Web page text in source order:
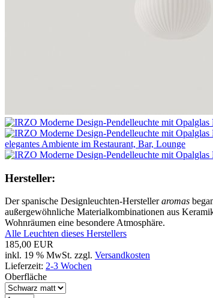
elegantes Ambiente im Restaurant, Bar, Lounge
Hersteller:
Der spanische Designleuchten-Herstelleraromas
außergewöhnliche Materialkombinationen aus
Wohnräumen eine besondere Atmosphäre.
Alle Leuchten dieses Herstellers
185,00 EUR
inkl. 19 % MwSt. zzgl. Versandkosten
Lieferzeit: 2-3 Wochen
Oberfläche